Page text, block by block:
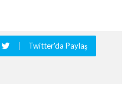
Twitter'da Paylaş